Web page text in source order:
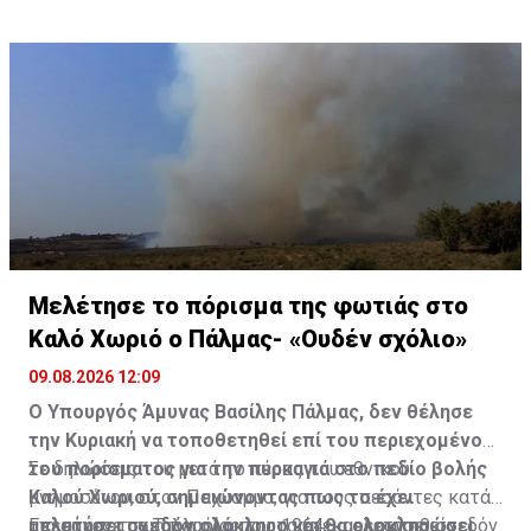
Μελέτησε το πόρισμα της φωτιάς στο
Καλό Χωριό ο Πάλμας- «Ουδέν σχόλιο»
09.08.2026 12:09
Ο Υπουργός Άμυνας Βασίλης Πάλμας, δεν θέλησε
την Κυριακή να τοποθετηθεί επί του περιεχομένου
του πορίσματος για την πυρκαγιά στο πεδίο βολής
Καλού Χωριού, σημειώνοντας πως το έχει
μελετήσει σχεδόν ολόκληρο και θα ολοκληρώσει
Σε δηλώσεις του μετά το πέρας του εθνικού
μνημοσύνου, στον Παχύαμμο, για τους πεσόντες κατά
τις μάχες της Τηλλυρίας του 1964, και ερωτηθείς
Επεσήμανε πως παρόλο που το έχει μελετήσει σχεδόν